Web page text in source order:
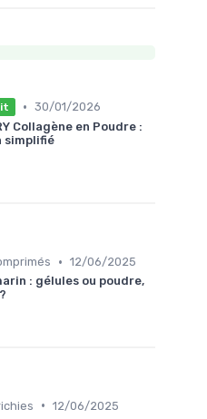
• 30/01/2026
Collagène en Poudre :
simplifié
• 12/06/2025
: gélules ou poudre,
• 12/06/2025